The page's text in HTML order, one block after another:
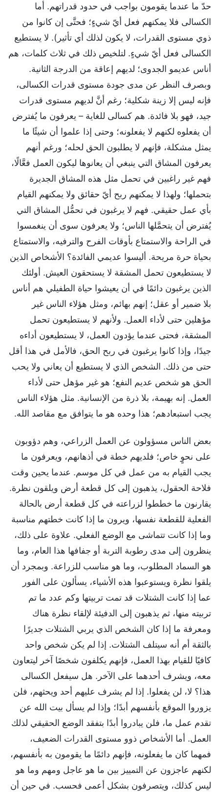
حدّ ما عندما يقومون بواجب في حدود قدراتهم. أما
الكسالى فلا يمكنهم فعل أيّ شيءٍ؛ فحتَّى إن كانوا من
ذوي مستوى القدرات، لا يكون لذلك أي تأثير). لا يستطيع
الكسالى فعل أيّ شيءٍ. لتلخيص ذلك في ثلاث كلمات، هم
أناس عديمو الجدوى؛ لديهم إعاقة من الدرجة الثانية.
وبصرف النظر عن مدى جودة مستوى قدرات الكسالى،
فإنه ليس إلا زينة شكلية؛ رغم أنَّ لديهم مستوى قدرات
جيد، فهو بلا فائدة. هم كسالى للغاية – يعرفون ما يُفترض
أن يفعلوه لكنهم لا يفعلونه؛ وحتى إذا علموا أن شيئًا ما
يمثل مشكلة، فإنهم لا يطلبون الحق لحله؛ ورغم أنهم
يعرفون المشاق التي ينبغي أن يعانوها ليكون العمل فعَّالًا،
فهم غير راغبين في تحمل مثل هذه المشاق الجديرة
بتحملها؛ ولهذا لا يمكنهم ربح أيّ حقائق ولا يمكنهم القيام
بأي عمل حقيقي. فهم لا يرغبون في تحمُّل المشاق التي
يُفترض أن يتحمَّلها الناس؛ ولا يعرفون سوى أن ينغمسوا
في الراحة والاستمتاع بأوقات الفرح والترفيه، والاستمتاع
بحياة حرة مريحة. أليسوا عديمي الفائدة؟ الأشخاص الذين
لا يستطيعون تحمل المشقة لا يستحقون العيش. أولئك
الذين يرغبون دائمًا في أن يعيشوا حياة الطفيلي هم أناس
بلا ضمير أو عقل؛ إنهم بهائم، ومثل هؤلاء الناس غير
مؤهلين حتى لأداء العمل. ولأنهم لا يستطيعون تحمل
المشقة، فحتى عندما يؤدون العمل، لا يستطيعون أداءه
جيدًا، وإذا كانوا يرغبون في ربح الحق، فالأمل في هذا أقل
حتى من ذلك. الشخص الذي لا يستطيع أن يعاني ولا يحب
الحق هو شخص عديم النفع؛ هو غير مؤهل حتى لأداء
العمل. إنه بهيمة، بلا ذرة من الإنسانية. مثل هؤلاء الناس
يجب استبعادهم؛ هذا وحده هو ما يتوافق مع مقاصد الله.
بعض الناس مسؤولون عن العمل الزراعي، وهم دؤوبون
على نحوٍ خاص؛ فلديهم خطة في أذهانهم، ويعرفون ما
يجب القيام به من عمل في كل موسم. عندما يحين وقت
فلاحة الحقول، يذهبون إلى كل قطعة أرض ويلقون نظرة.
يقارنون ما خططوا لزراعته في كل قطعة أرض بالحالة
الفعلية للقطعة نفسها، ويرون ما إذا كانت خطتهم مناسبة
وما إذا كانت تتماشى مع الوضع الفعلي. علاوة على ذلك،
ينظرون إلى مدى رطوبة التربة أو جفافها هذا العام، وما
هو السماد المطلوب، وما هو مناسب للزراعة. وبمجرد أن
يلقوا نظرة ويستوعبوا هذه الأشياء، يسألون على الفور
عما إذا كانت الشتلات قد تمت تربيتها وكم عدد ما تم
تربيته منها، ثم يذهبون إلى الدفيئة لإلقاء نظرة هناك
ومعرفة ما إذا كان الشخص الذي يربي الشتلات جديرًا
بالثقة أم أنه سيتلف الشتلات. إذا لم يكن شخص واحد
كافيًا للقيام بهذا العمل، فإنهم يكلفون شخصًا آخر ليتعاون
معه، ويشرف أحدهما على الآخر. هل سيفعل الكسالى
هذا؟ لا، لن يفعلوا. إذا لم يشرف عليهم أحد ويحثهم، فلن
يزوروا الموقع بأنفسهم أبدًا؛ وإذا لم يسأل بيت الله عن
تقدم عمل ما، فلن يبادروا أبدًا بتفقد الوضع الحقيقي لذلك
العمل. أما الأشخاص ذوو مستوى القدرات الضعيف،
فمهما كان ما يفعلونه، فإنهم دائمًا ما يقومون به بأنفسهم،
لكنهم عاجزون عن التمييز بين ما هو عاجل ومهم وما هو
ليس كذلك، ويتصرفون بشكل أعمى فحسب. في حين أن